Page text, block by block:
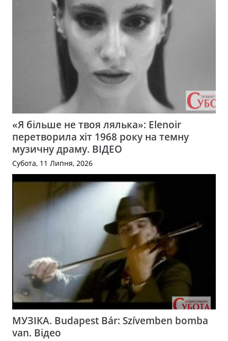
«Я більше не твоя лялька»: Elenoir
перетворила хіт 1968 року на темну
музичну драму. ВІДЕО
Субота, 11 Липня, 2026
МУЗІКА. Budapest Bár: Szívemben bomba
van. Відео